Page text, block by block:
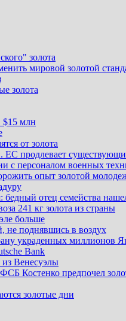
золота
мировой золотой
золота
$15 млн
от золота
продлевает
с персоналом военных
опыт золотой
отец семейства
241 кг золота из страны
больше
не поднявшись в воздух
украденных миллионов
Bank
Венесуэлы
Костенко предпочел
золотые дни